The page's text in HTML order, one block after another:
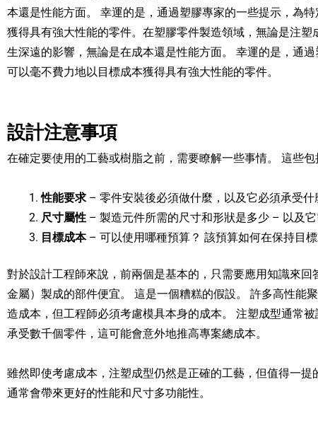
本還是性能方面。 幸運的是，通過塑膠專家的一些提示，為
獲得具有強大性能的零件。在塑膠零件製造領域，無論是注
生深遠的影響，無論是在成本還是性能方面。 幸運的是，通
可以毫不費力地以目標成本獲得具有強大性能的零件。
設計注意事項
在確定要使用的工藝或樹脂之前，需要瞭解一些事情。 這些包
性能要求– 零件安裝後必須做什麼，以及它必須承受什
尺寸屬性 – 製造元件所需的尺寸和形狀是多少 – 以及
目標成本– 可以使用哪種預算？ 該預算如何在保持目
對於設計工程師來說，前兩個是基本的，只需要應用知識來
金屬）製成的部件便宜。 這是一個糟糕的假設。 許多高性能
造成本，但工程師必須考慮模具本身的成本。 注塑成型通常
承受數千個零件，這可能會意外地推高專案總成本。
雖然即使考慮成本，注塑成型仍然是正確的工藝，但值得一
通常會帶來更好的性能和尺寸多功能性。